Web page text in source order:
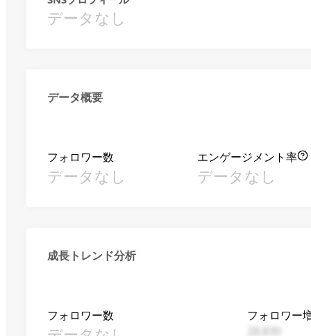
データなし
データ概要
フォロワー数
データなし
エンゲージメント率
データなし
成長トレンド分析
フォロワー数
フォロワー